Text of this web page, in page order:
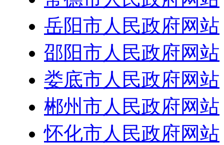
岳阳市人民政府网站
邵阳市人民政府网站
娄底市人民政府网站
郴州市人民政府网站
怀化市人民政府网站